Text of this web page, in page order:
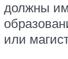
должны
или